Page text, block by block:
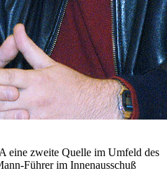
eine zweite Quelle im Umfeld des
Führer im Innenausschuß